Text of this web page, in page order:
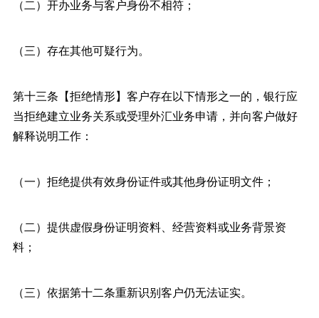
（二）开办业务与客户身份不相符；
（三）存在其他可疑行为。
第十三条【拒绝情形】客户存在以下情形之一的，银行应
当拒绝建立业务关系或受理外汇业务申请，并向客户做好
解释说明工作：
（一）拒绝提供有效身份证件或其他身份证明文件；
（二）提供虚假身份证明资料、经营资料或业务背景资
料；
（三）依据第十二条重新识别客户仍无法证实。